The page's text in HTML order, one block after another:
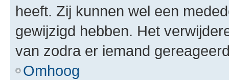
heeft. Zij kunnen wel een
gewijzigd hebben. Het
van zodra er iemand
Omhoog